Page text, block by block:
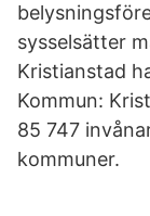
sysselsätter
Kristianstad
Kommun:
85 747
kommuner.